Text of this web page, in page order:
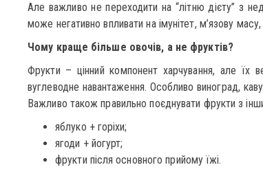
Але важливо не переходити на “літню дієту” з
може негативно впливати на імунітет, м’язову
Чому краще більше овочів, а не фруктів?
Фрукти – цінний компонент харчування, але їх
вуглеводне навантаження. Особливо виноград,
Важливо також правильно поєднувати фрукти з
яблуко + горіхи;
ягоди + йогурт;
фрукти після основного прийому їжі.